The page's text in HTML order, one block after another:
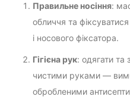
Правильне носіння:
обличчя та
і носового фіксатора.
Гігієна рук: одягати та
чистими руками —
обробленими